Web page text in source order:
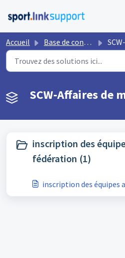
Accueil Base de connaissances
SCW-Affaires de
inscription des
fédération (1)
inscription des équipes